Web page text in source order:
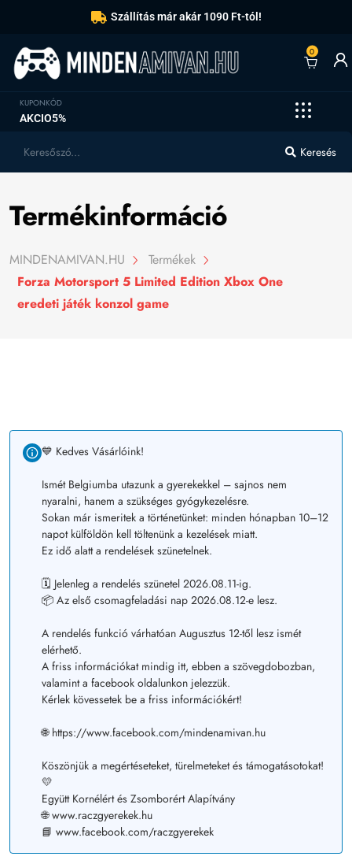
Szállítás már akár 1090 Ft-tól!
0
KUPONKÓD
AKCIO5%
Keresés
Termékinformáció
MINDENAMIVAN.HU
Termékek
Forza Motorsport 5 Limited Edition Xbox One
eredeti játék konzol game
💙 Kedves Vásárlóink!
Ismét Belgiumba utazunk a gyerekekkel – sajnos nem
nyaralni, hanem a szükséges gyógykezelésre.
Sokan már ismeritek a történetünket: minden hónapban 10–12
napot külföldön kell töltenünk a kezelések miatt.
Ez idő alatt a rendelések szünetelnek.
🗓️ Jelenleg a rendelés szünetel 2026.08.11-ig.
📦 Az első csomagfeladási nap 2026.08.12-e lesz.
A rendelés funkció várhatóan Augusztus 12-től lesz ismét
elérhető.
A friss információkat mindig itt, ebben a szövegdobozban,
valamint a facebook oldalunkon jelezzük.
Kérlek kövessetek be a friss információkért!
🌐 https://www.facebook.com/mindenamivan.hu
Köszönjük a megértéseteket, türelmeteket és támogatásotokat!
💛
Együtt Kornélért és Zsomborért Alapítvány
🌐 www.raczgyerekek.hu
📘 www.facebook.com/raczgyerekek